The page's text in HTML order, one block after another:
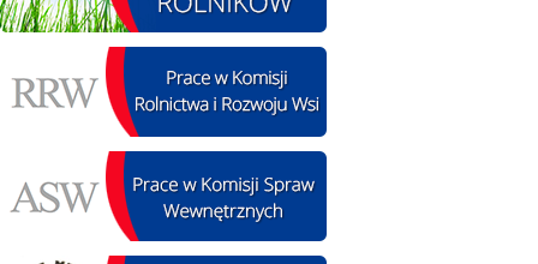
09
Jubileusz OSP. Żerniki
czytaj więcej
SIERPIEŃ
11.08.2026 r. -
Popisanie unowy z
firmą Boenig. Łódź
czytaj więcej